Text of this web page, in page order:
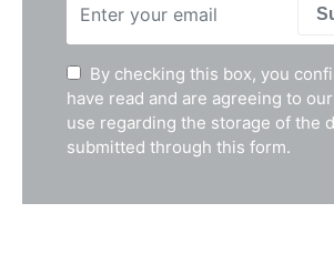
By checking this box, you
have read and are agreeing to
use regarding the storage of the
submitted through this form.